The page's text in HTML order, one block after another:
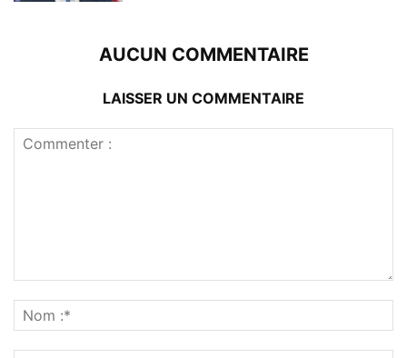
AUCUN COMMENTAIRE
LAISSER UN COMMENTAIRE